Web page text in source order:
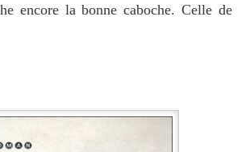
encore la bonne caboche. Celle de